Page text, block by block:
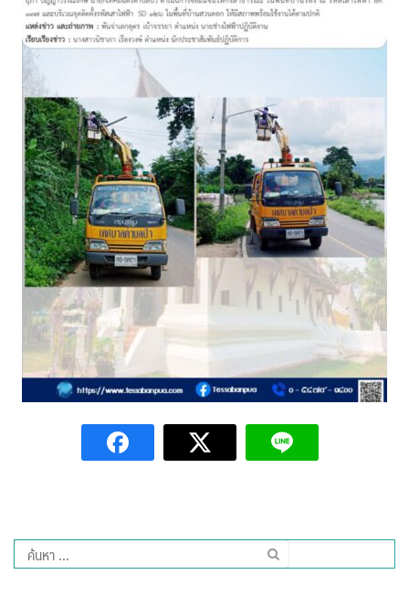
งบแสดงฐานะการเงิน เทศบาลตำบลปัว ประจำปีงบประมาณ 2561
ติดต่อหน่วยงาน
ที่พัก
Amante Baristro Hotel & Cafe’ @Pua
C View Home
Deply
Go Hight ‘O Village
HOMU Villa
Montha Residence
กรีนฮิลล์รีสอร์ท
ชมพูภูคารีสอร์ท
ค้นหา
สำหรับ: